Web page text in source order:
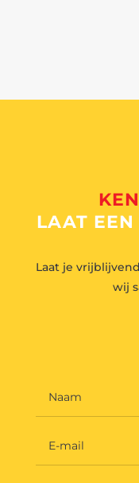
LAAT
Laat je
wij